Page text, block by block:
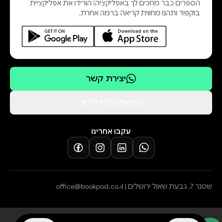
הספרים כבר מחכים לך באפליקציה! הורידו את אפליקציית
בוקפוד ותהנו מחווית קריאה ברמה אחרת.
יצירת קשר
עקבו אחרינו
שטנר 7, גבעת שאול ירושלים | office@bookpod.co.il